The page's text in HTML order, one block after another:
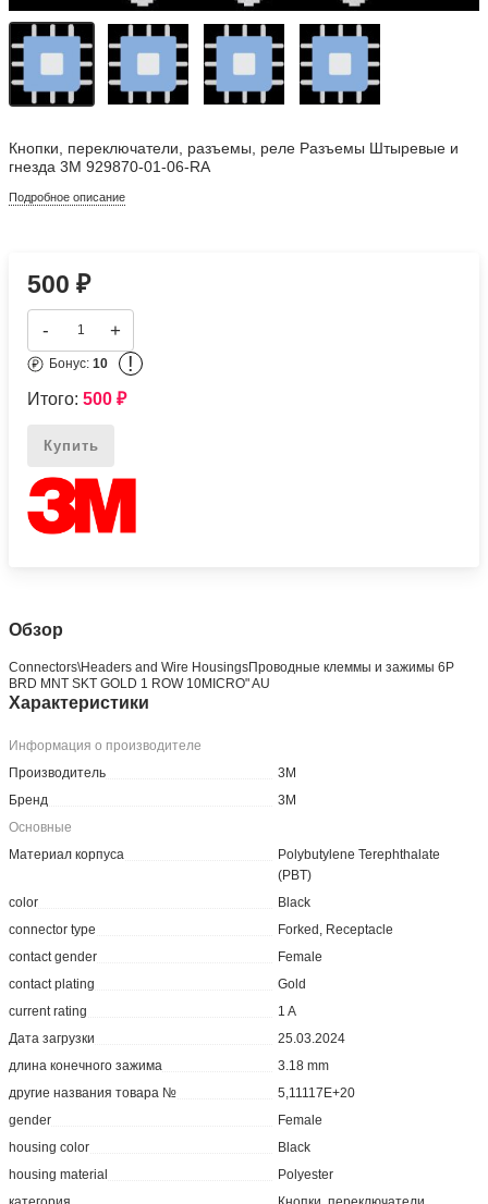
Кнопки, переключатели, разъемы, реле Разъемы Штыревые и
гнезда 3M 929870-01-06-RA
Подробное описание
500₽
- +
Бонус:10 !
Итого:500₽
Купить
Обзор
Connectors\Headers and Wire HousingsПроводные клеммы и зажимы 6P
BRD MNT SKT GOLD 1 ROW 10MICRO" AU
Характеристики
Информация о производителе
Производитель
3M
Бренд
3M
Основные
Материал корпуса
Polybutylene Terephthalate
(PBT)
color
Black
connector type
Forked, Receptacle
contact gender
Female
contact plating
Gold
current rating
1 A
Дата загрузки
25.03.2024
длина конечного зажима
3.18 mm
другие названия товара №
5,11117E+20
gender
Female
housing color
Black
housing material
Polyester